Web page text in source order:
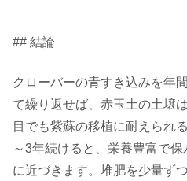
## 結論
クローバーの青すき込みを年
て繰り返せば、赤玉土の土壌
目でも紫蘇の移植に耐えられ
～3年続けると、栄養豊富で
に近づきます。堆肥を少量ず